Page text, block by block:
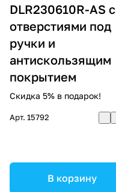
DLR230610R-AS с
отверстиями под
ручки и
антискользящим
покрытием
Скидка 5% в подарок!
Арт. 15792
В корзину